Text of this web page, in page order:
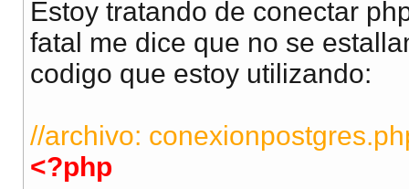
Estoy tratando de conectar
fatal me dice que no se
codigo que estoy utilizando:
//archivo:
<?php